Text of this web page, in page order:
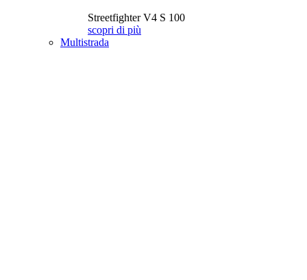
Streetfighter V4 S 100
scopri di più
Multistrada